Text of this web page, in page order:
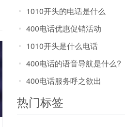
请?
1010开头的电话是什么
400电话优惠促销活动
1010开头是什么电话
400电话的语音导航是什么?
400电话服务呼之欲出
热门标签